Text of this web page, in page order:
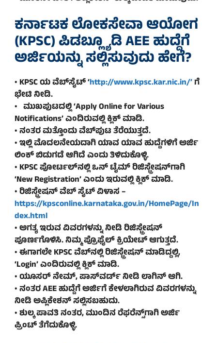
ಕರ್ನಾಟಕ ಲೋಕಸೇವಾ ಆಯೋಗ
(KPSC) ಪಿಡಬ್ಲ್ಯೂಡಿ AEE ಹುದ್ದೆಗೆ
ಅರ್ಜಿಯನ್ನು ಸಲ್ಲಿಸುವುದು ಹೇಗೆ?
• KPSC ಯ ವೆಬ್‌ಸೈಟ್‌ ‘http://www.kpsc.kar.nic.in/’ಗೆ
ಭೇಟಿ ನೀಡಿ.
• ಮುಖಪುಟದಲ್ಲಿ ‘Apply Online for Various
Notifications’ ಎಂದಿರುವಲ್ಲಿ ಕ್ಲಿಕ್ ಮಾಡಿ.
• ನಂತರ ಮತ್ತೊಂದು ವೆಬ್‌ಪುಟ ತೆರೆಯುತ್ತದೆ.
• ಇಲ್ಲಿ ಮೊದಲನೇಯದಾಗಿ ಯಾವ ಯಾವ ಹುದ್ದೆಗಳಿಗೆ ಅರ್ಜಿ
ಲಿಂಕ್ ಬಿಡುಗಡೆ ಆಗಿದೆ ಎಂದು ತಿಳಿದುಕೊಳ್ಳಿ.
• KPSC ಪೋರ್ಟಲ್‌ನಲ್ಲಿ ಒನ್‌ ಟೈಮ್‌ ರಿಜಿಸ್ಟ್ರೇಷನ್‌ಗಾಗಿ
‘New Registration’ ಎಂದು ಇರುವಲ್ಲಿ ಕ್ಲಿಕ್ ಮಾಡಿ.
• ರಿಜಿಸ್ಟ್ರೇಷನ್‌ ವೆಬ್‌ ಸೈಟ್‌ ವಿಳಾಸ –
https://kpsconline.karnataka.gov.in/HomePage/In
dex.html
• ಅಗತ್ಯ ಇರುವ ವಿವರಗಳನ್ನು ನೀಡಿ ರಿಜಿಸ್ಟ್ರೇಷನ್‌
ಪೂರ್ಣಗೊಳಿಸಿ. ನಿಮ್ಮ ಪ್ರೊಫೈಲ್‌ ಕ್ರಿಯೇಟ್‌ ಆಗುತ್ತದೆ.
• ಈಗಾಗಲೇ KPSC ವೆಬ್‌ನಲ್ಲಿ ರಿಜಿಸ್ಟ್ರೇಷನ್‌ ಮಾಡಿದ್ದಲ್ಲಿ,
‘Login’ ಎಂದಿರುವಲ್ಲಿ ಕ್ಲಿಕ್ ಮಾಡಿ.
• ಯೂಸರ್ ನೇಮ್, ಪಾಸ್‌ವರ್ಡ್‌ ನೀಡಿ ಲಾಗಿನ್ ಆಗಿ.
• ನಂತರ AEE ಹುದ್ದೆಗೆ ಅರ್ಜಿಗೆ ಕೇಳಲಾಗಿರುವ ವಿವರಗಳನ್ನು
ನೀಡಿ ಅಪ್ಲಿಕೇಶನ್‌ ಸಲ್ಲಿಸಬಹುದು.
• ಶುಲ್ಕ ಪಾವತಿ ನಂತರ, ಮುಂದಿನ ರೆಫರೆನ್ಸ್‌ಗಾಗಿ ಅರ್ಜಿ
ಪ್ರಿಂಟ್ ತೆಗೆದುಕೊಳ್ಳಿ.